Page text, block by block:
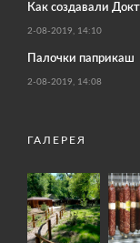
Как создавали
2-08-2019, 14:10
Палочки паприкаш
2-08-2019, 14:08
ГАЛЕРЕЯ